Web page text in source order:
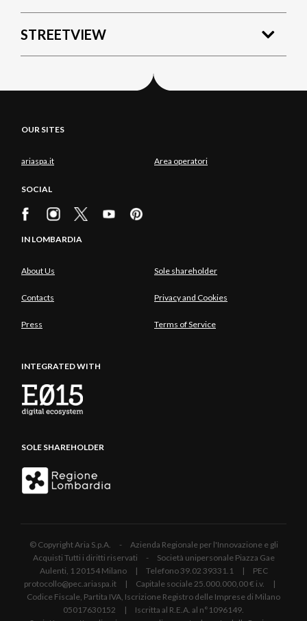
STREETVIEW
OUR SITES
ariaspa.it Area operatori
SOCIAL
IN LOMBARDIA
About Us Sole shareholder
Contacts Privacy and Cookies
Press Terms of Service
INTEGRATED WITH
SOLE SHAREHOLDER
© Copyright Aria S.p.A. - Azienda Regionale per l'Innovazione e gli
Acquisti Tutti i diritti riservati - Società unipersonale Piazza Gae
Aulenti, 1 20154 Milano | Telefono 39.02 39331.1 | PEC
protocollo@pec.ariaspa.it | Capitale sociale 25.000.000,00 € i.v. |
Codice Fiscale, Partita IVA, Iscrizione Registro delle Imprese di Milano
05017630152 | Iscritta al R.E.A. al n°1096149.